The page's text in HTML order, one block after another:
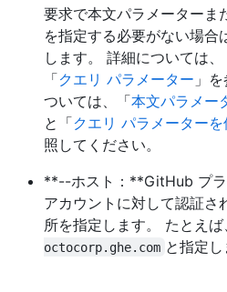
要求で本文パラメーターま
を指定する必要がない場合
します。 詳細については、
「クエリ パラメーター 」
ついては、「本文パラメー
と「クエリ パラメーター
照してください。
**--ホスト：**GitHub プ
アカウントに対して認証さ
所を指定します。 たとえば
octocorp.ghe.com と指定し